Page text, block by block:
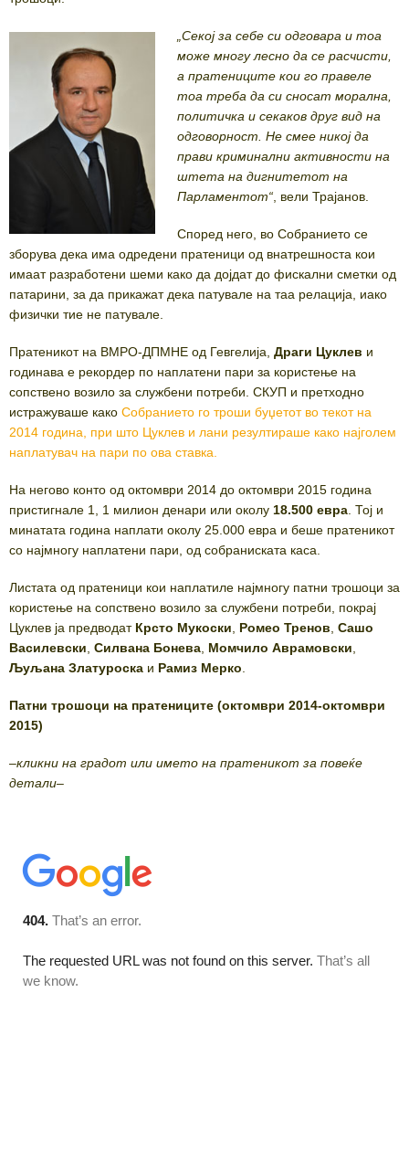
„Секој за себе си одговара и тоа
може многу лесно да се расчисти,
а пратениците кои го правеле
тоа треба да си сносат морална,
политичка и секаков друг вид на
одговорност. Не смее никој да
прави криминални активности на
штета на дигнитетот на
Парламентот“ , вели Трајанов.
Според него, во Собранието се
зборува дека има одредени пратеници од внатрешноста кои
имаат разработени шеми како да дојдат до фискални сметки од
патарини, за да прикажат дека патувале на таа релација, иако
физички тие не патувале.
Пратеникот на ВМРО-ДПМНЕ од Гевгелија, Драги Цуклев и
годинава е рекордер по наплатени пари за користење на
сопствено возило за службени потреби. СКУП и претходно
истражуваше како Собранието го троши буџетот во текот на
2014 година, при што Цуклев и лани резултираше како најголем
наплатувач на пари по ова ставка.
На негово конто од октомври 2014 до октомври 2015 година
пристигнале 1, 1 милион денари или околу 18.500 евра . Тој и
минатата година наплати околу 25.000 евра и беше пратеникот
со најмногу наплатени пари, од собраниската каса.
Листата од пратеници кои наплатиле најмногу патни трошоци за
користење на сопствено возило за службени потреби, покрај
Цуклев ја предводат Крсто Мукоски Ромео Тренов Сашо
Василевски Силвана Бонева Момчило Аврамовски
Љуљана Златуроска и Рамиз Мерко
Патни трошоци на пратениците (октомври 2014-октомври
2015)
–кликни на градот или името на пратеникот за повеќе
детали–